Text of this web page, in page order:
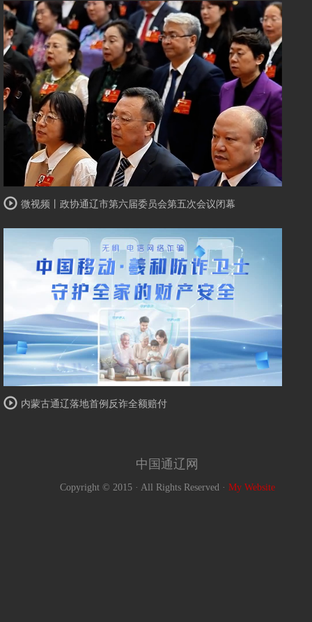
微视频丨政协通辽市第六届委员会第五次会议闭幕
内蒙古通辽落地首例反诈全额赔付
中国通辽网
Copyright © 2015 · All Rights Reserved · My Website